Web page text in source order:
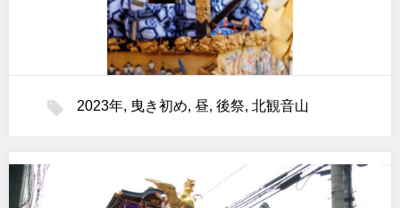
2023年, 曳き初め, 昼, 後祭, 北観音山